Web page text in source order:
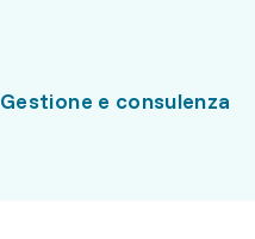
Gestione e consulenza